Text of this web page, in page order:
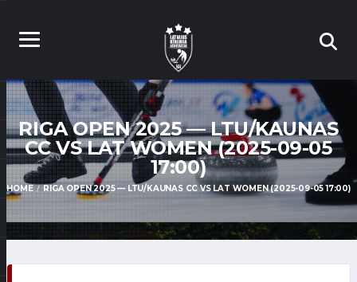
RIGA OPEN 2025 — LTU/KAUNAS
CC VS LAT WOMEN (2025-09-05
17:00)
HOME RIGA OPEN 2025 — LTU/KAUNAS CC VS LAT WOMEN (2025-09-05 17:00)